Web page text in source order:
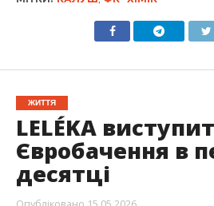
ЖИТТЯ
LELÉKA
Євробачення в
десятці